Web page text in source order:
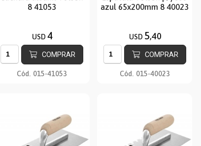
8 41053
USD 4
COMPRAR
Cód. 015-41053
azul 65x200mm 8 40023
USD 5,40
COMPRAR
Cód. 015-40023